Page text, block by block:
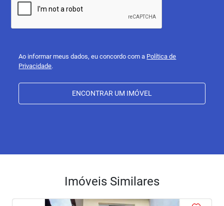
Ao informar meus dados, eu concordo com a Política de
Privacidade.
ENCONTRAR UM IMÓVEL
Imóveis Similares